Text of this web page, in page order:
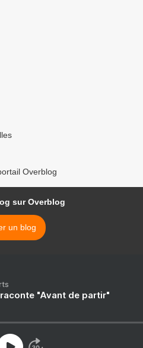
Overblog
sur Overblog
un blog
"Avant de partir"